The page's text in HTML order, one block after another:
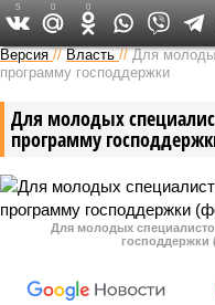
Версия //Власть //Для
программу господдержки
Для молодых
программу
Для молодых
господдержки
5 0 0